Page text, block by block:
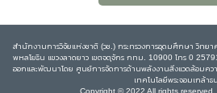
สำนักงานการวิจัยแห่งชาติ (วช.) กระทรวงการอุดมศึกษา วิทย
พหลโยธิน แขวงลาดยาว เขตจตุจักร กทม. 10900 โทร 0
ออกและพัฒนาโดย ศูนย์การจัดการด้านพลังงานสิ่งแวดล้อมคว
เทคโนโลยีพระจอมเกล้าธ